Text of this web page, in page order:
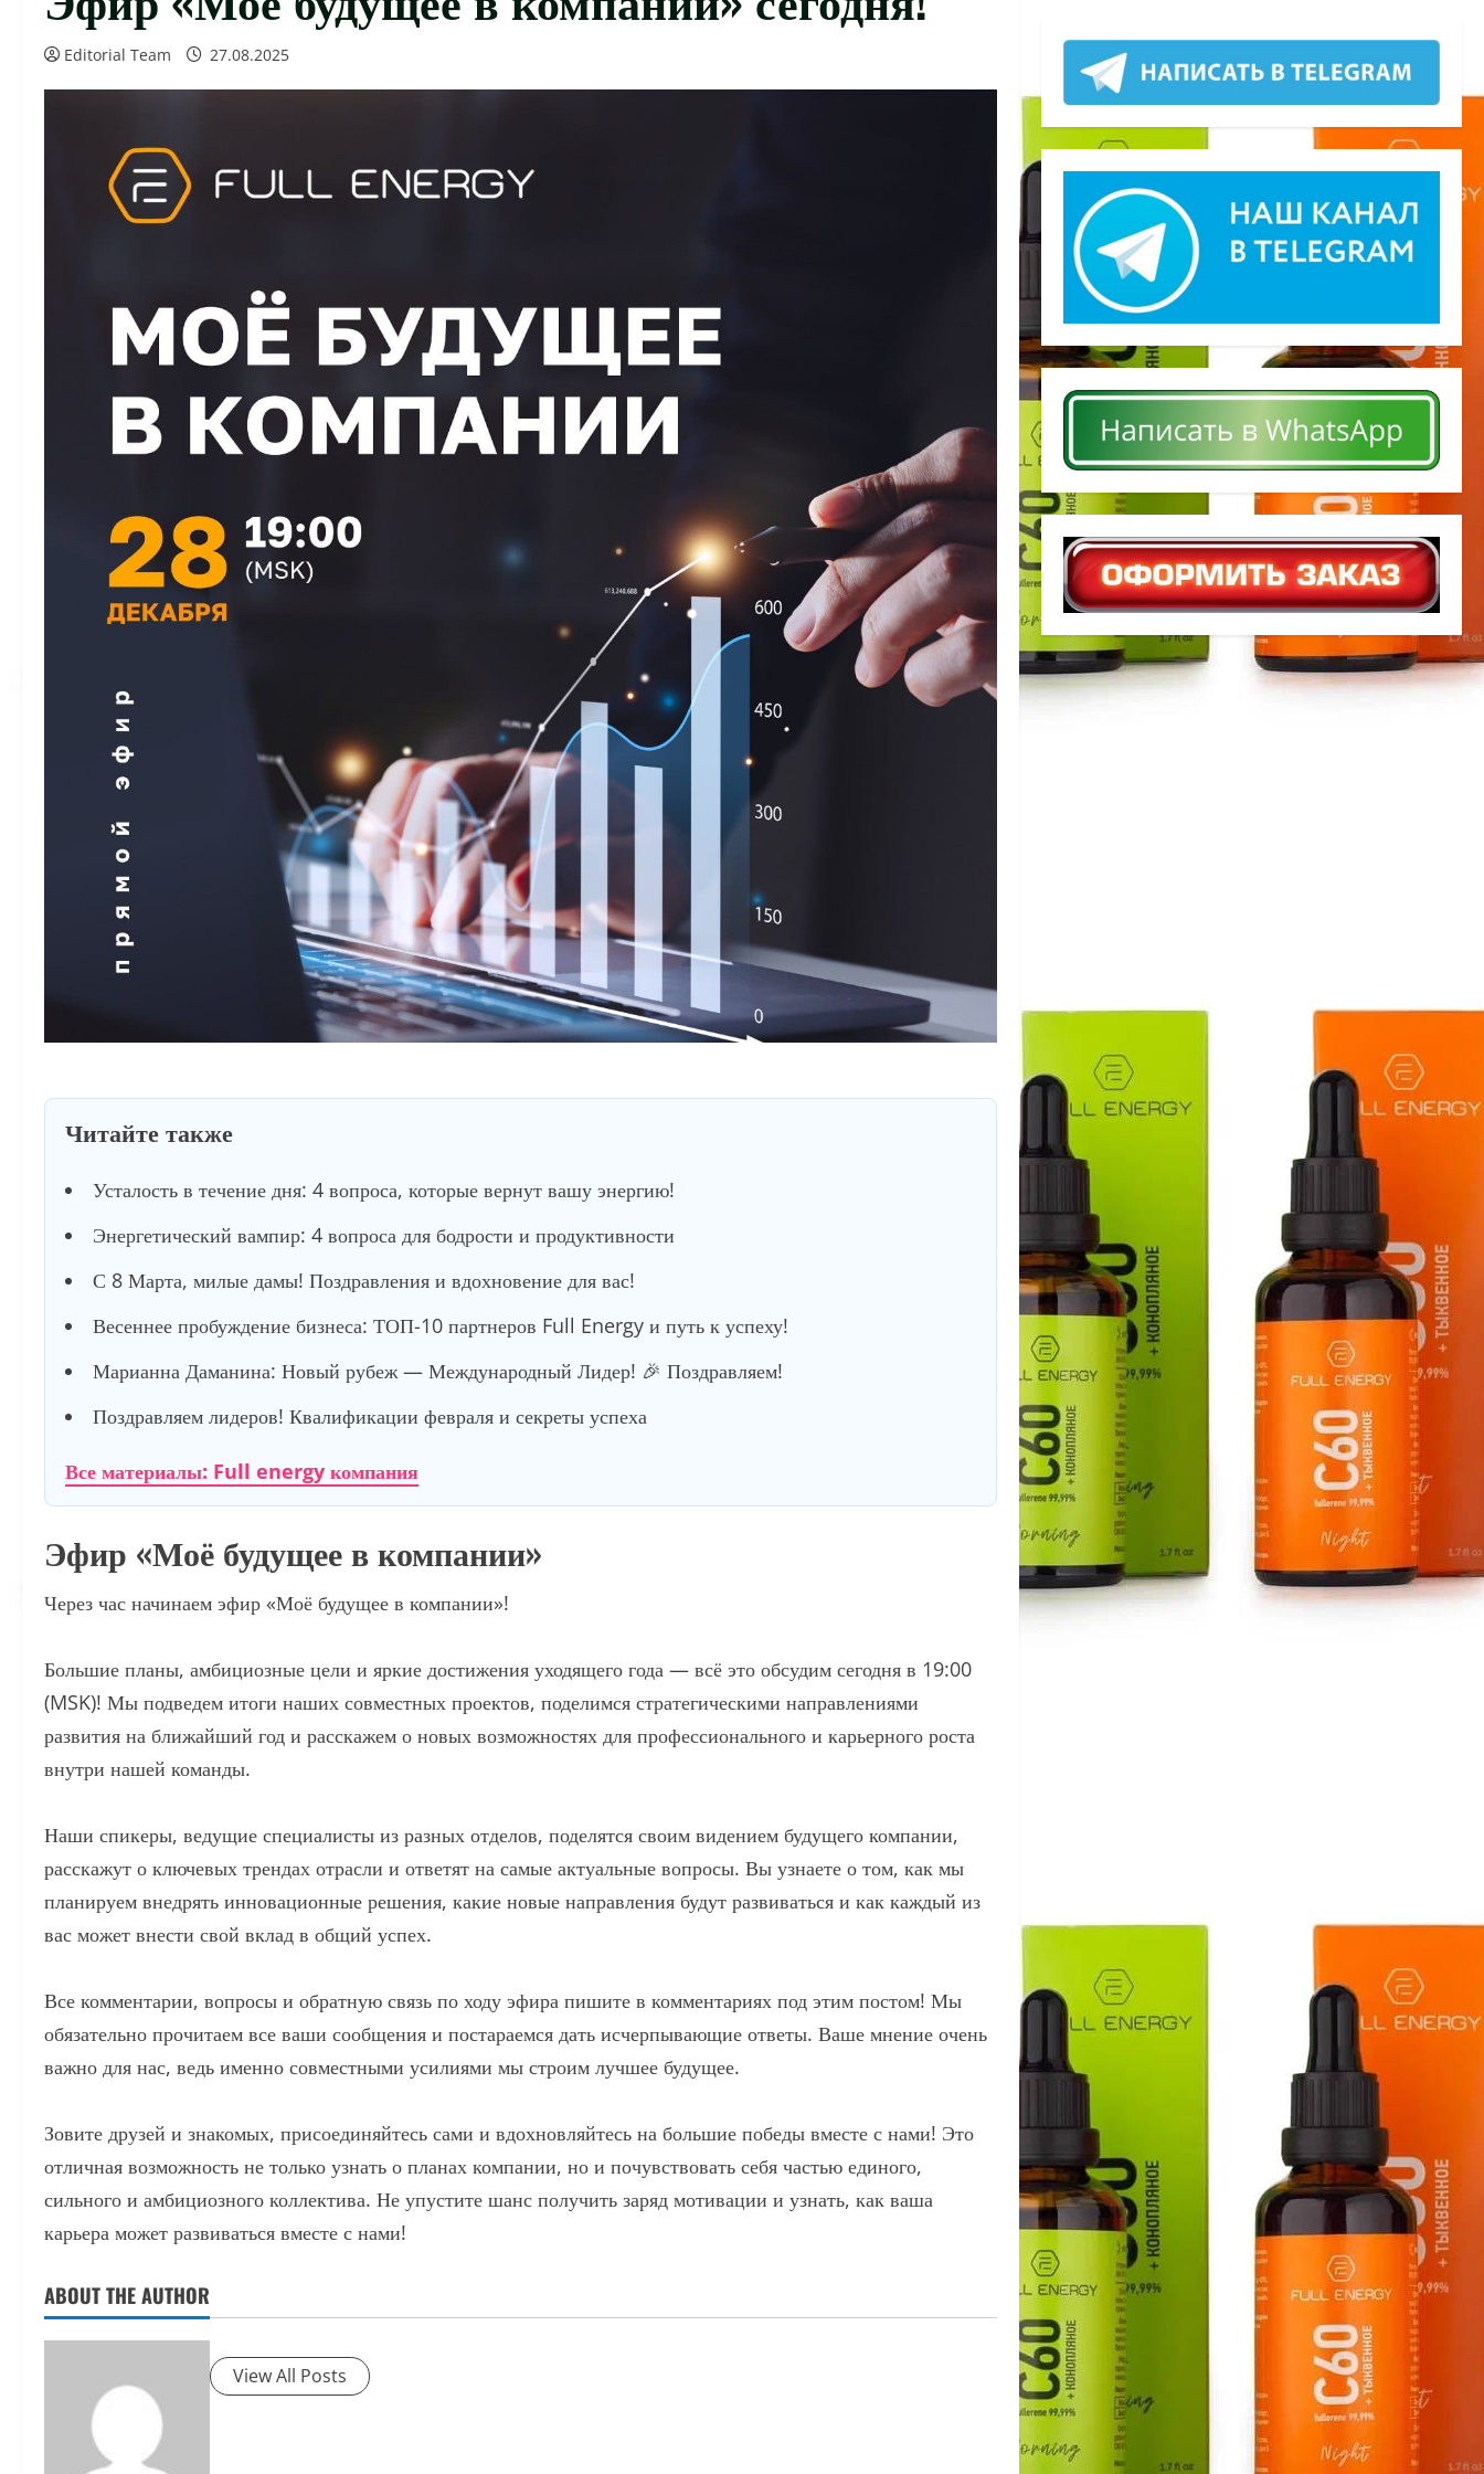
Editorial Team 27.08.2025
Читайте также
Усталость в течение дня: 4 вопроса, которые вернут вашу энергию!
Энергетический вампир: 4 вопроса для бодрости и продуктивности
С 8 Марта, милые дамы! Поздравления и вдохновение для вас!
Весеннее пробуждение бизнеса: ТОП-10 партнеров Full Energy и путь к успеху!
Марианна Даманина: Новый рубеж — Международный Лидер! 🎉 Поздравляем!
Поздравляем лидеров! Квалификации февраля и секреты успеха
Все материалы: Full energy компания
Эфир «Моё будущее в компании»
Через час начинаем эфир «Моё будущее в компании»!
Большие планы, амбициозные цели и яркие достижения уходящего года — всё это обсудим сегодня в 19:00
(MSK)! Мы подведем итоги наших совместных проектов, поделимся стратегическими направлениями
развития на ближайший год и расскажем о новых возможностях для профессионального и карьерного роста
внутри нашей команды.
Наши спикеры, ведущие специалисты из разных отделов, поделятся своим видением будущего компании,
расскажут о ключевых трендах отрасли и ответят на самые актуальные вопросы. Вы узнаете о том, как мы
планируем внедрять инновационные решения, какие новые направления будут развиваться и как каждый из
вас может внести свой вклад в общий успех.
Все комментарии, вопросы и обратную связь по ходу эфира пишите в комментариях под этим постом! Мы
обязательно прочитаем все ваши сообщения и постараемся дать исчерпывающие ответы. Ваше мнение очень
важно для нас, ведь именно совместными усилиями мы строим лучшее будущее.
Зовите друзей и знакомых, присоединяйтесь сами и вдохновляйтесь на большие победы вместе с нами! Это
отличная возможность не только узнать о планах компании, но и почувствовать себя частью единого,
сильного и амбициозного коллектива. Не упустите шанс получить заряд мотивации и узнать, как ваша
карьера может развиваться вместе с нами!
ABOUT THE AUTHOR
View All Posts